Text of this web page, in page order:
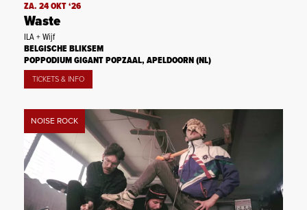
ZA. 24 OKT ‘26
Waste
ILA + Wijf
BELGISCHE BLIKSEM
POPPODIUM GIGANT POPZAAL, APELDOORN (NL)
TICKETS & INFO
NOISE ROCK